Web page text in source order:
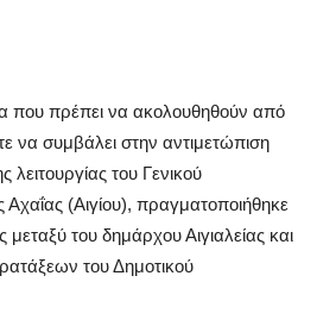
που πρέπει να ακολουθηθούν από
να συμβάλει στην αντιμετώπιση
του Γενικού
Αχαΐας (Αιγίου), πραγματοποιήθηκε
μεταξύ του δημάρχου Αιγιαλείας και
του Δημοτικού